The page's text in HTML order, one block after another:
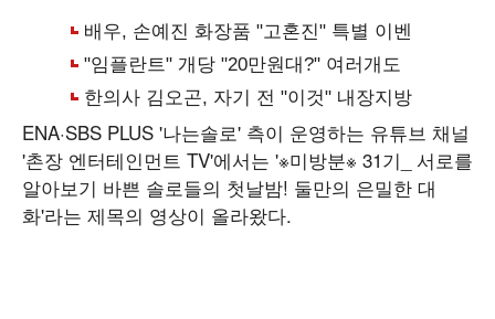
ENA·SBS PLUS '나는솔로' 측이 운영하는 유튜브 채널
'촌장 엔터테인먼트 TV'에서는 '※미방분※ 31기_ 서로를
알아보기 바쁜 솔로들의 첫날밤! 둘만의 은밀한 대
화'라는 제목의 영상이 올라왔다.